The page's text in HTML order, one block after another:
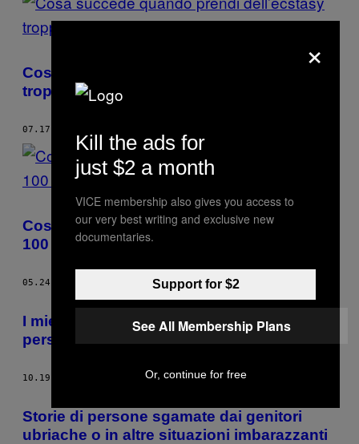
Cosa succede quando prendi dell’ecstasy
troppo potente
07.17.17
Cosa ti succede con della cocaina pura al
100 percento
05.24.17
I miei giorni da guardia del corpo per le
persone più famose del mondo
10.19.16
Storie di persone sgamate dai genitori
ubriache o in altre situazioni imbarazzanti
×
Kill the ads for
just $2 a month
VICE membership also gives you access to
our very best writing and exclusive new
documentaries.
Support for $2
See All Membership Plans
Or, continue for free